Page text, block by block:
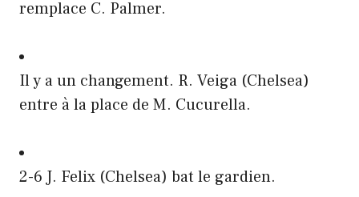
remplace C. Palmer.
Il y a un changement. R. Veiga (Chelsea)
entre à la place de M. Cucurella.
2-6 J. Felix (Chelsea) bat le gardien.